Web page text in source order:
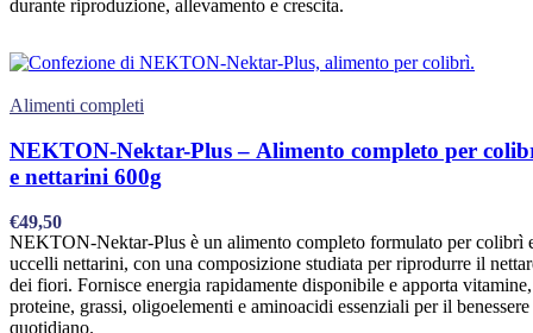
durante riproduzione, allevamento e crescita.
Alimenti completi
NEKTON-Nektar-Plus – Alimento completo per
e nettarini 600g
€49,50
NEKTON-Nektar-Plus è un alimento completo formulato per colibrì
uccelli nettarini, con una composizione studiata per riprodurre il
dei fiori. Fornisce energia rapidamente disponibile e apporta vitamine,
proteine, grassi, oligoelementi e aminoacidi essenziali per il benessere
quotidiano.